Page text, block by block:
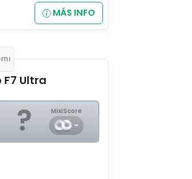
MÁS INFO
Ultra
? MixiScore
-